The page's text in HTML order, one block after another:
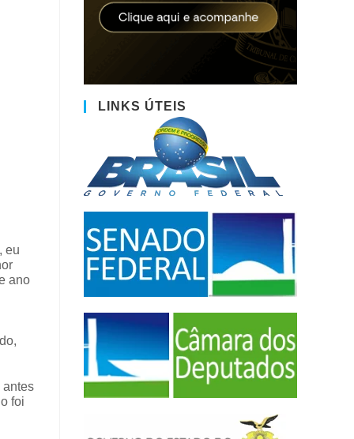
eu
ano
antes
foi
LINKS ÚTEIS